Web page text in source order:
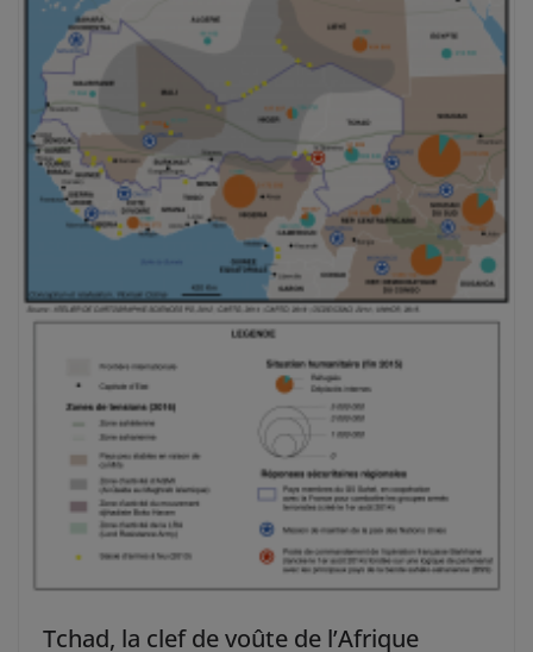
Tchad, la clef de voûte de l’Afrique